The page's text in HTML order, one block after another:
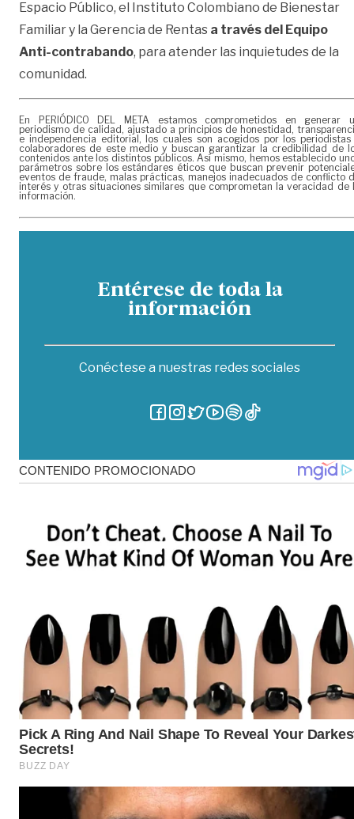
Espacio Público, el Instituto Colombiano de Bienestar
Familiar y la Gerencia de Rentas a través del Equipo
Anti-contrabando, para atender las inquietudes de la
comunidad.
En PERIÓDICO DEL META estamos comprometidos en generar
periodismo de calidad, ajustado a principios de honestidad,
e independencia editorial, los cuales son acogidos por los periodistas
colaboradores de este medio y buscan garantizar la credibilidad de
contenidos ante los distintos públicos. Así mismo, hemos establecido
parámetros sobre los estándares éticos que buscan prevenir
eventos de fraude, malas prácticas, manejos inadecuados de conflicto
interés y otras situaciones similares que comprometan la veracidad de
información.
Entérese de toda la
información
Conéctese a nuestras redes sociales